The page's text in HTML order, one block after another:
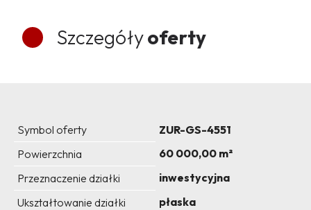
Szczegółyoferty
Symbol oferty
ZUR-GS-4551
Powierzchnia
60 000,00 m²
Przeznaczenie działki
inwestycyjna
Ukształtowanie działki
płaska